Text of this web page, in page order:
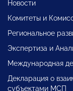
Новости
Комитеты и
Региональное
Экспертиза и
Международная
Декларация о
субъектами МСП